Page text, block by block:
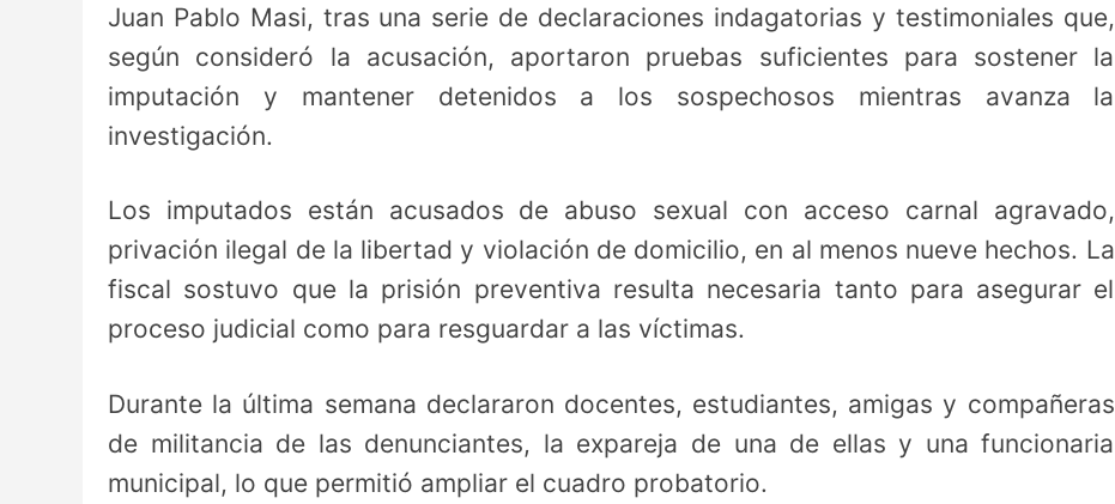
Juan Pablo Masi, tras una serie de declaraciones indagatorias y testimoniales que,
según consideró la acusación, aportaron pruebas suficientes para sostener la
imputación y mantener detenidos a los sospechosos mientras avanza la
investigación.
Los imputados están acusados de abuso sexual con acceso carnal agravado,
privación ilegal de la libertad y violación de domicilio, en al menos nueve hechos. La
fiscal sostuvo que la prisión preventiva resulta necesaria tanto para asegurar el
proceso judicial como para resguardar a las víctimas.
Durante la última semana declararon docentes, estudiantes, amigas y compañeras
de militancia de las denunciantes, la expareja de una de ellas y una funcionaria
municipal, lo que permitió ampliar el cuadro probatorio.